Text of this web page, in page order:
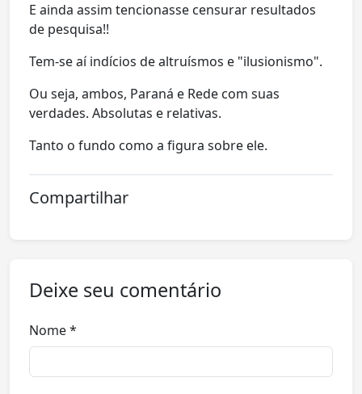
E ainda assim tencionasse censurar resultados
de pesquisa!!
Tem-se aí indícios de altruísmos e "ilusionismo".
Ou seja, ambos, Paraná e Rede com suas
verdades. Absolutas e relativas.
Tanto o fundo como a figura sobre ele.
Compartilhar
Deixe seu comentário
Nome *